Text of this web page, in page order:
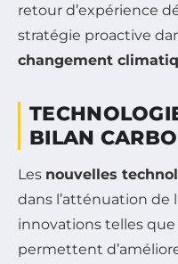
retour d’expérience
stratégie proactive
changement
BILAN
Les nouvelles
dans l’atténuation de
innovations telles que
permettent